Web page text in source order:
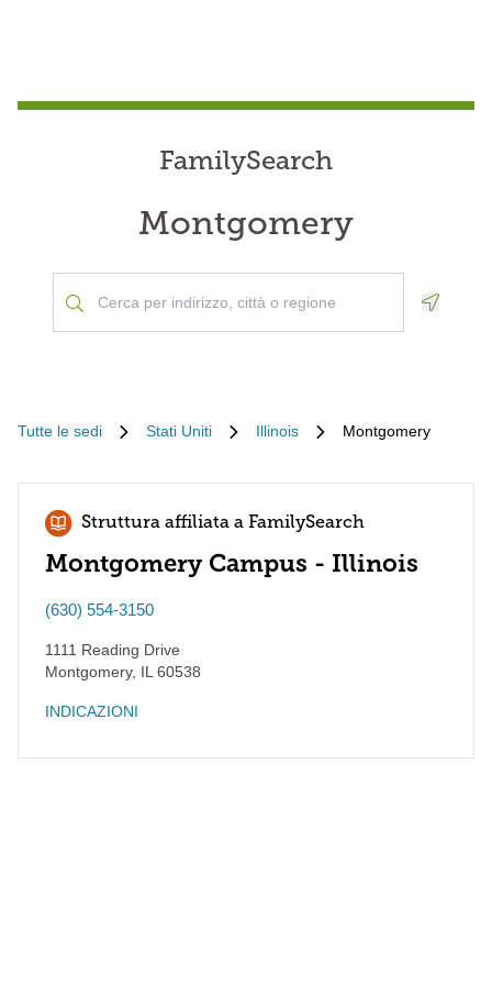
FamilySearch
Montgomery
Tutte le sedi Stati Uniti Illinois Montgomery
Struttura affiliata a FamilySearch
Montgomery Campus - Illinois
(630) 554-3150
1111 Reading Drive
Montgomery, IL 60538
INDICAZIONI